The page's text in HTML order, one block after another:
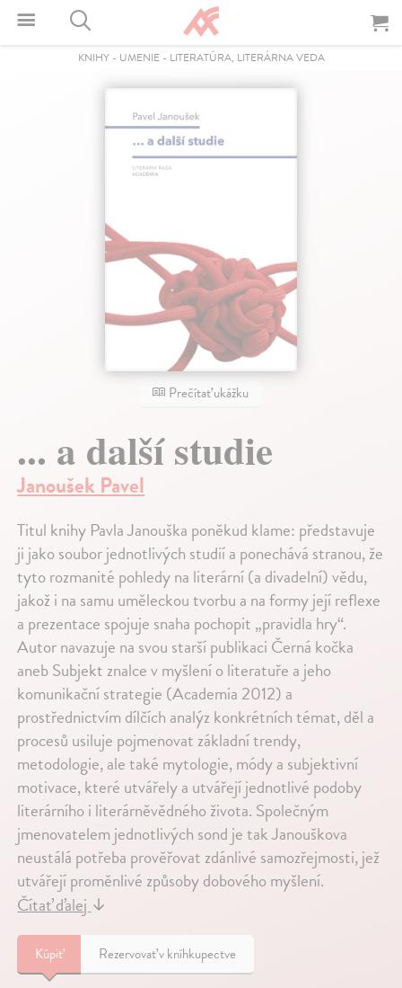
KNIHY- UMENIE- LITERATÚRA, LITERÁRNA VEDA
Prečítať ukážku
... a další studie
Janoušek Pavel
Titul knihy Pavla Janouška poněkud klame: představuje
ji jako soubor jednotlivých studií a ponechává stranou, že
tyto rozmanité pohledy na literární (a divadelní) vědu,
jakož i na samu uměleckou tvorbu a na formy její reflexe
a prezentace spojuje snaha pochopit „pravidla hry“.
Autor navazuje na svou starší publikaci Černá kočka
aneb Subjekt znalce v myšlení o literatuře a jeho
komunikační strategie (Academia 2012) a
prostřednictvím dílčích analýz konkrétních témat, děl a
procesů usiluje pojmenovat základní trendy,
metodologie, ale také mytologie, módy a subjektivní
motivace, které utvářely a utvářejí jednotlivé podoby
literárního i literárněvědného života. Společným
jmenovatelem jednotlivých sond je tak Janouškova
neustálá potřeba prověřovat zdánlivé samozřejmosti, jež
utvářejí proměnlivé způsoby dobového myšlení.
Čítať ďalej↓
Kúpiť Rezervovať v kníhkupectve